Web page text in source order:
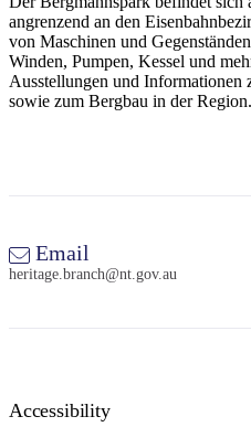
Sign
up
angrenzend an den
von Maschinen und
Winden, Pumpen, Kessel und
Ausstellungen und Informationen
sowie zum Bergbau in der Region.
Email
heritage.branch@nt.gov.au
Accessibility